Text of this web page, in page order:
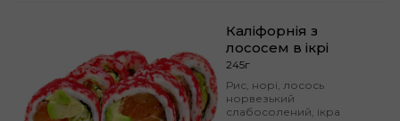
Каліфорнія з
лососем в ікрі
245г
Рис, норі, лосось
норвезький
слабосолений, ікра